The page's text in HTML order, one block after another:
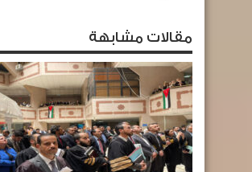
مقالات مشابهة